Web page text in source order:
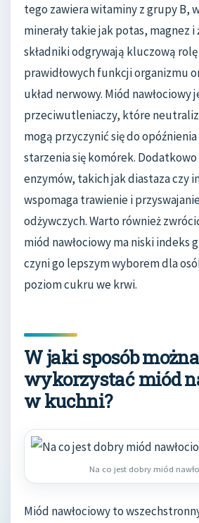
tego zawiera witaminy z grupy B,
minerały takie jak potas, magnez i
składniki odgrywają kluczową
prawidłowych funkcji organizmu
układ nerwowy. Miód nawłociowy
przeciwutleniaczy, które
mogą przyczynić się do
starzenia się komórek.
enzymów, takich jak diastaza czy
wspomaga trawienie i
odżywczych. Warto również
miód nawłociowy ma niski indeks
czyni go lepszym wyborem dla
poziom cukru we krwi.
W jaki sposób można
wykorzystać miód
w kuchni?
Na co jest dobry miód
Miód nawłociowy to